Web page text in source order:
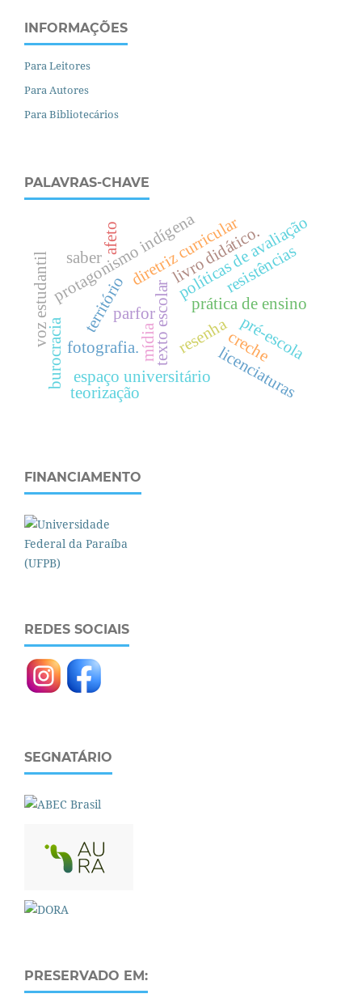
INFORMAÇÕES
Para Leitores
Para Autores
Para Bibliotecários
PALAVRAS-CHAVE
resenha
território
diretriz curricular
prática de ensino
texto escolar
políticas de avaliação
espaço universitário
protagonismo indígena
saber
mídia
livro didático.
licenciaturas
parfor
voz estudantil pré-escola
creche
fotografia.
teorização
afeto
resistências
burocracia
FINANCIAMENTO
REDES SOCIAIS
SEGNATÁRIO
PRESERVADO EM: